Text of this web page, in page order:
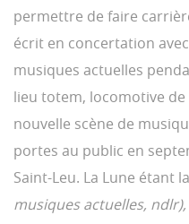
permettre de faire
écrit en concertation
musiques actuelles
lieu totem, locomotive
nouvelle scène de
portes au public en
Saint-Leu. La Lune étant
musiques actuelles, ndlr),